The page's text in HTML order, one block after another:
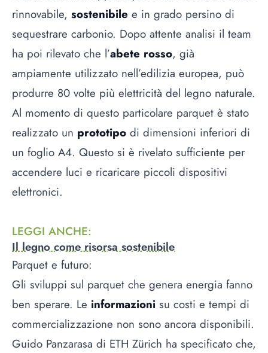
rinnovabile, sostenibile e in grado persino di
sequestrare carbonio. Dopo attente analisi il team
ha poi rilevato che l’abete rosso, già
ampiamente utilizzato nell’edilizia europea, può
produrre 80 volte più elettricità del legno naturale.
Al momento di questo particolare parquet è stato
realizzato un prototipo di dimensioni inferiori di
un foglio A4. Questo si è rivelato sufficiente per
accendere luci e ricaricare piccoli dispositivi
elettronici.
LEGGI ANCHE:
Il legno come risorsa sostenibile
Parquet e futuro:
Gli sviluppi sul parquet che genera energia fanno
ben sperare. Le informazioni su costi e tempi di
commercializzazione non sono ancora disponibili.
Guido Panzarasa di ETH Zürich ha specificato che,